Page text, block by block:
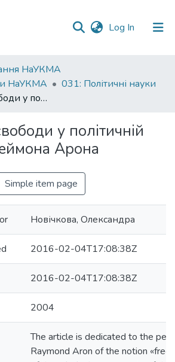
Log In (current)
НаУКМА
НаУКМА
031: Політичні науки
Концепція свободи у політичній філософії Реймона Арона
у політичній
Арона
Simple item page
Новічкова, Олександра
2016-02-04T17:08:38Z
2016-02-04T17:08:38Z
2004
The article is dedicated to the
Raymond Aron of the notion